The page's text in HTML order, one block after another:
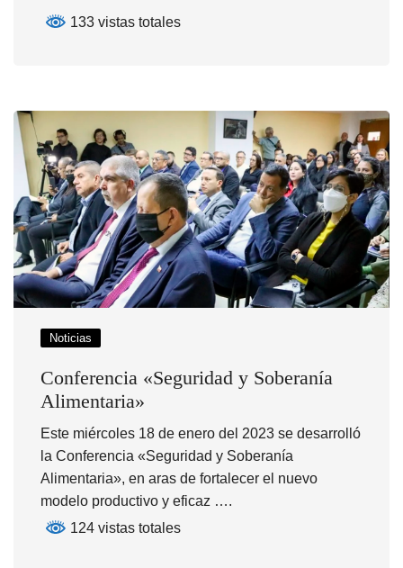
133 vistas totales
Noticias
Conferencia «Seguridad y Soberanía
Alimentaria»
Este miércoles 18 de enero del 2023 se desarrolló
la Conferencia «Seguridad y Soberanía
Alimentaria», en aras de fortalecer el nuevo
modelo productivo y eficaz ….
124 vistas totales